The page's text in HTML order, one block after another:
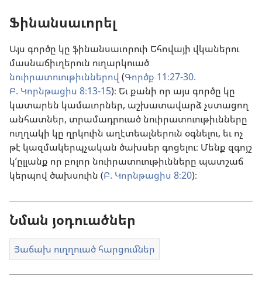
Ֆինանսաւորել
Այս գործը կը ֆինանսաւորուի Եհովայի վկաներու
մասնաճիւղերուն ուղարկուած
նուիրատուութիւններով (Գործք 11։27-30.
Բ. Կորնթացիս 8։13-15)։ Եւ քանի որ այս գործը կը
կատարեն կամաւորներ, աշխատավարձ չստացող
անհատներ, տրամադրուած նուիրատուութիւնները
ուղղակի կը ղրկուին աղէտեալներուն օգնելու, եւ ոչ
թէ կազմակերպչական ծախսեր գոցելու։ Մենք զգոյշ
կ’ըլլանք որ բոլոր նուիրատուութիւնները պատշաճ
կերպով ծախսուին (Բ. Կորնթացիս 8։20)։
Նման յօդուածներ
Յաճախ ուղղուած հարցումներ